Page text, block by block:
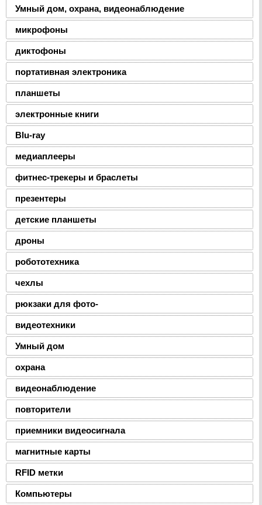
Умный дом, охрана, видеонаблюдение
микрофоны
диктофоны
портативная электроника
планшеты
электронные книги
Blu-ray
медиаплееры
фитнес-трекеры и браслеты
презентеры
детские планшеты
дроны
робототехника
чехлы
рюкзаки для фото-
видеотехники
Умный дом
охрана
видеонаблюдение
повторители
приемники видеосигнала
магнитные карты
RFID метки
Компьютеры